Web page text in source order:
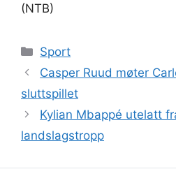
(NTB)
Kategorier
Sport
Casper Ruud møter
sluttspillet
Kylian Mbappé utelatt
landslagstropp